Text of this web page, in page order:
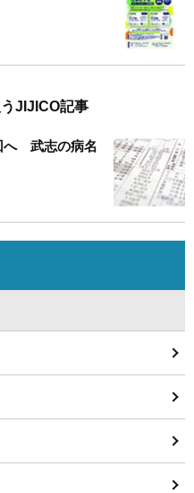
JIJICO記事
へ 武志の病名